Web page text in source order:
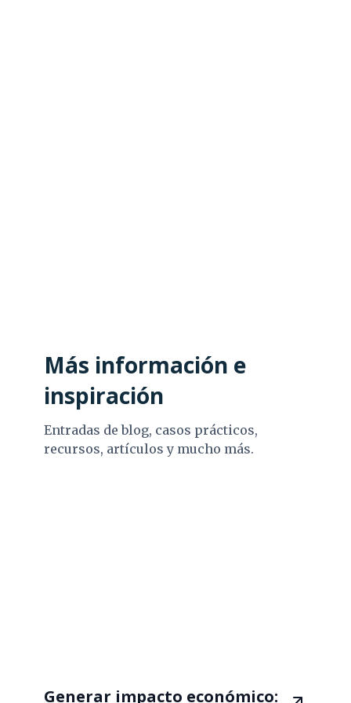
Más información e
inspiración
Entradas de blog, casos prácticos,
recursos, artículos y mucho más.
Generar impacto económico: